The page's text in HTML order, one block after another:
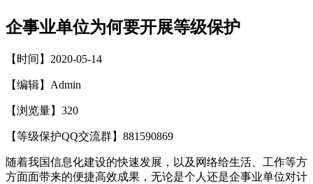
企事业单位为何要开展等级保护
【时间】2020-05-14
【编辑】Admin
【浏览量】 320
【等级保护QQ交流群】881590869
随着我国信息化建设的快速发展，以及网络给生活、工作等方
方面面带来的便捷高效成果，无论是个人还是企事业单位对计